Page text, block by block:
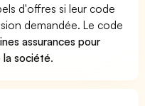
d'offres si leur code
demandée. Le code
assurances pour
la société.